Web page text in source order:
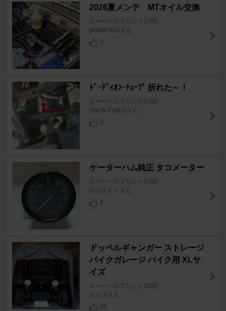
2026夏メンテ MTオイル交換
スーパースプリント1700
yfddi47826さん
3
ﾄﾞ･ﾃﾞｨｵﾝ･ﾁｭｰﾌﾞ 折れた～！
スーパースプリント1700
The N.F mk-2さん
5
ケーターハム純正 タコメーター
スーパースプリント1700
のりさん７さん
4
ドッペルギャンガー ストレージ
バイクガレージ バイク用 XLサ
イズ
スーパースプリント1700
ルバスさん
16